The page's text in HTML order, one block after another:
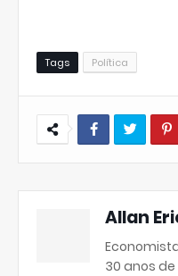
Tags Política
Allan
30 anos